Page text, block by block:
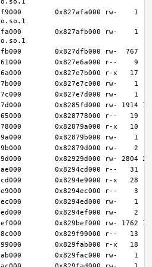
0x827afa000 rw-    1
0x827afb000 rw-    1